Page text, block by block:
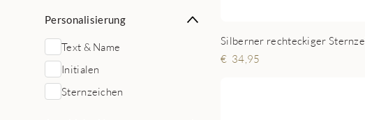
Personalisierung
Text & Name
Initialen
Sternzeichen
34,95